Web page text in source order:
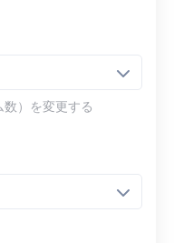
数）を変更する